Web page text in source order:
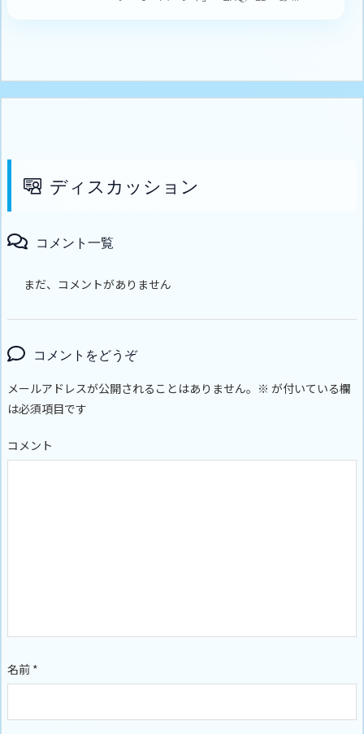
ディスカッション
コメント一覧
まだ、コメントがありません
コメントをどうぞ
メールアドレスが公開されることはありません。 ※ が付いている欄
は必須項目です
コメント
名前 *